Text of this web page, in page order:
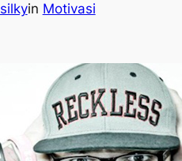
silkyin Motivasi